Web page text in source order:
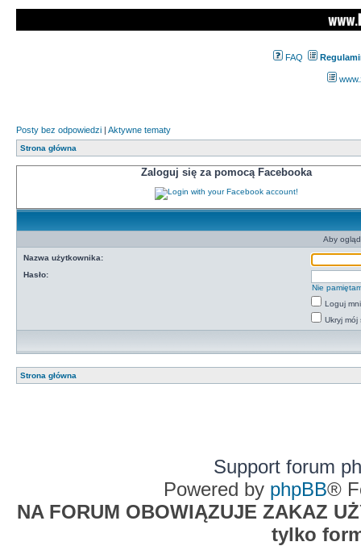
FAQ
Posty bez odpowiedzi | Aktywne tematy
Strona główna
Zaloguj się za pomocą Facebooka
Aby
Nazwa użytkownika:
Hasło:
Nie
Loguj
Ukryj mój
Strona główna
Support forum
Powered by phpBB®
NA FORUM OBOWIĄZUJE ZAKAZ
tylko